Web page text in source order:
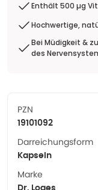
Enthält 500 µg
Hochwertige,
Bei Müdigkeit &
des
PZN
19101092
Darreichungsform
Kapseln
Marke
Dr. Loges